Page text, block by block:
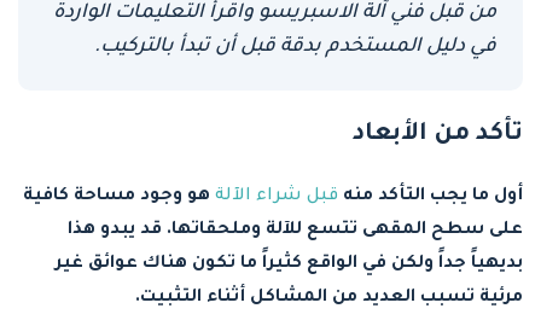
من قبل فني آلة الاسبريسو واقرأ التعليمات الواردة
في دليل المستخدم بدقة قبل أن تبدأ بالتركيب.
تأكد من الأبعاد
أول ما يجب التأكد منه قبل شراء الآلة هو وجود مساحة كافية
على سطح المقهى تتسع للآلة وملحقاتها. قد يبدو هذا
بديهياً جداً ولكن في الواقع كثيراً ما تكون هناك عوائق غير
مرئية تسبب العديد من المشاكل أثناء التثبيت.